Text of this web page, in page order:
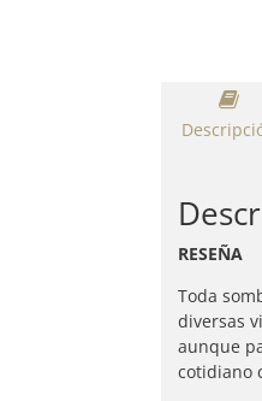
RESEÑA
Toda
diversas
aunque
cotidiano